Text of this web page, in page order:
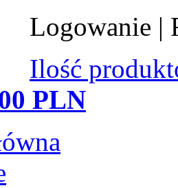
Logowanie |
Ilość
PLN